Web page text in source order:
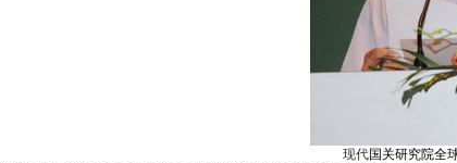
现代国关研究院全